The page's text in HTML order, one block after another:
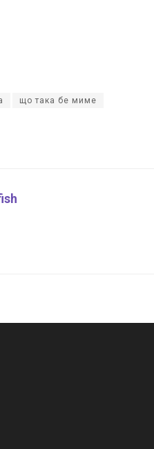
що така бе миме